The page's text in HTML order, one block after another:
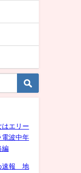
エリー
電波中年
編
速報 地